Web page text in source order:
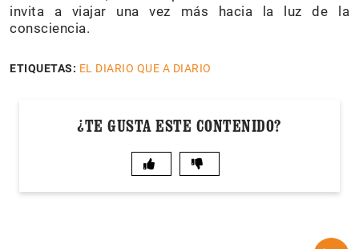
invita a viajar una vez más hacia la luz de la
consciencia.
ETIQUETAS: EL DIARIO QUE A DIARIO
¿TE GUSTA ESTE CONTENIDO?